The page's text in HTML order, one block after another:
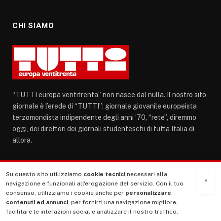
CHI SIAMO
“TUTTI europa ventitrenta” non nasce dal nulla. Il nostro sito
giornale è l’erede di “TUTTI”: giornale giovanile europeista
terzomondista indipendente degli anni ‘70, “rete”, diremmo
oggi, dei direttori dei giornali studenteschi di tutta Italia di
allora.
FacebookInstagramLinkedIn
ULTIMI ARTICOLI
×
Su questo sito utilizziamo cookie tecnici necessari alla
navigazione e funzionali all'erogazione del servizio. Con il tuo
consenso, utilizziamo i cookie anche per personalizzare
contenuti ed annunci, per fornirti una navigazione migliore,
facilitare le interazioni social e analizzare il nostro traffico.